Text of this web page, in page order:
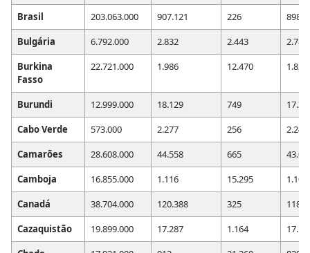
Brasil
203.063.000 907.121 226
Bulgária
6.792.000 2.832 2.443
2.780
Burkina
Fasso
22.721.000 1.986 12.470 1.822
Burundi 12.999.000 18.129 749
Cabo Verde
573.000 2.277 256
2.242
Camarões
28.608.000 44.558 665
Camboja
16.855.000 1.116 15.295
1.102
Canadá
38.704.000 120.388 325
Cazaquistão
19.899.000 17.287 1.164